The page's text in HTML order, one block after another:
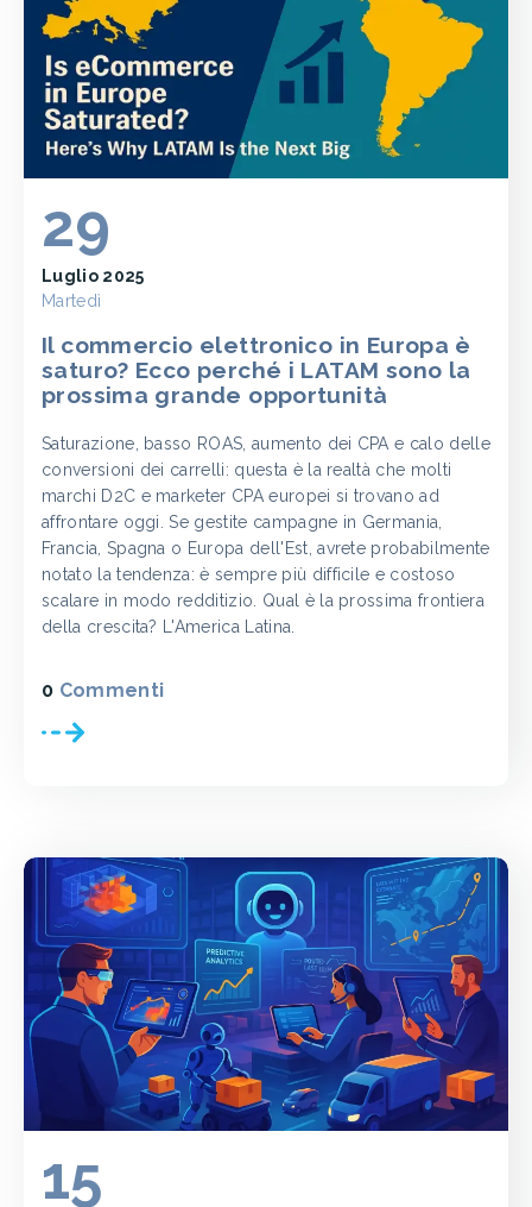
29
Luglio 2025
Martedì
Il commercio elettronico in Europa è
saturo? Ecco perché i LATAM sono la
prossima grande opportunità
Saturazione, basso ROAS, aumento dei CPA e calo delle
conversioni dei carrelli: questa è la realtà che molti
marchi D2C e marketer CPA europei si trovano ad
affrontare oggi. Se gestite campagne in Germania,
Francia, Spagna o Europa dell'Est, avrete probabilmente
notato la tendenza: è sempre più difficile e costoso
scalare in modo redditizio. Qual è la prossima frontiera
della crescita? L'America Latina.
0 Commenti
15